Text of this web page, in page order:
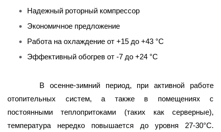
Надежный роторный компрессор
Экономичное предложение
Работа на охлаждение от +15 до +43 °C
Эффективный обогрев от -7 до +24 °C
В осенне-зимний период, при активной работе
отопительных систем, а также в помещениях с
постоянными теплопритоками (таких как серверные),
температура нередко повышается до уровня 27-30°С.